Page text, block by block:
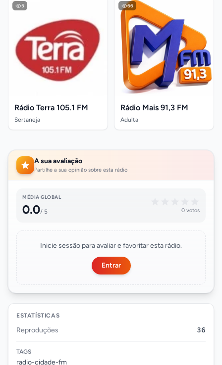
5
Rádio Terra 105.1 FM
Sertaneja
66
Rádio Mais 91,3 FM
Adulta
A sua avaliação
Partilhe a sua opinião sobre esta rádio
MÉDIA GLOBAL
0.0/ 5 0 votos
Inicie sessão para avaliar e favoritar esta rádio.
Entrar
ESTATÍSTICAS
Reproduções 36
TAGS
radio-cidade-fm